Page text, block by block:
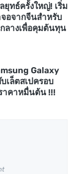
ยุทธ์ครั้งใหญ่! เริ่ม
อจากจีนสำหรับ
ลางเพื่อคุมต้นทุน
Galaxy
เล็ตสเปครอบ
าคาหมื่นต้น !!!